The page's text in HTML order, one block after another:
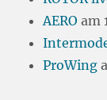
AERO am
ProWing